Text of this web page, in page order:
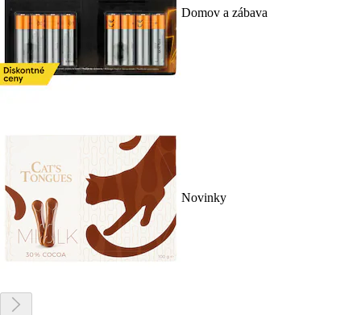
Domov a zábava
Novinky